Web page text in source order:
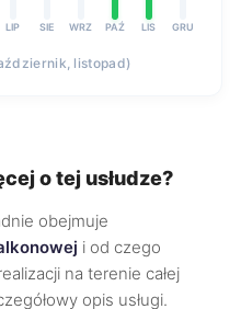
LIP SIE WRZ PAŹ LIS GRU
listopad)
o tej usłudze?
obejmuje
i od czego
na terenie całej
opis usługi.